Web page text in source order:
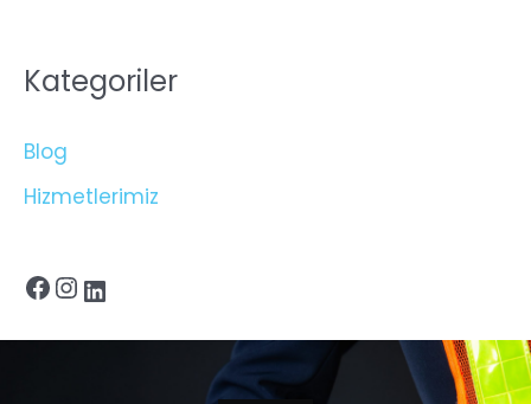
Kategoriler
Blog
Hizmetlerimiz